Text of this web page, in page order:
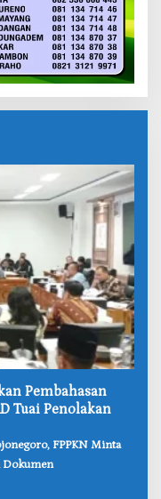
Pembahasan
Tuai Penolakan
FPPKN Minta
Dokumen